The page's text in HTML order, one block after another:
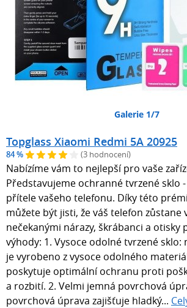
Galerie 1/7
Topglass Xiaomi Redmi 5A 20925
84 % (3 hodnocení)
Nabízíme vám to nejlepší pro vaše
Představujeme ochranné tvrzené sklo
přítele vašeho telefonu. Díky této
můžete být jisti, že váš telefon zůstane
nečekanými nárazy, škrábanci a
výhody: 1. Vysoce odolné tvrzené sklo:
je vyrobeno z vysoce odolného
poskytuje optimální ochranu proti
a rozbití. 2. Velmi jemná povrchová
povrchová úprava zajišťuje hladký...